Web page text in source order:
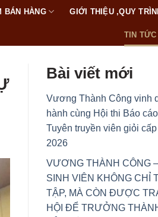
BÁN HÀNG GIỚI THIỆU ,QUY
TIN
Bài viết mới
Vương Thành Công vinh
hành cùng Hội thi Báo
Tuyên truyền viên giỏi
2026
VƯƠNG THÀNH CÔNG
SINH VIÊN KHÔNG CHỈ
TẬP, MÀ CÒN ĐƯỢC
HỘI ĐỂ TRƯỞNG